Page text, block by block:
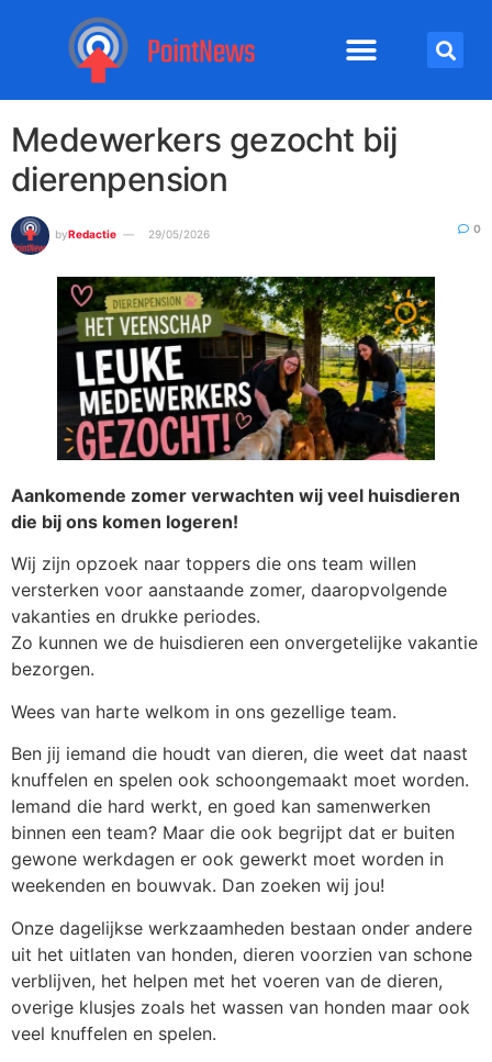
Medewerkers gezocht bij
dierenpension
byRedactie 29/05/2026 0
Aankomende zomer verwachten wij veel huisdieren
die bij ons komen logeren!
Wij zijn opzoek naar toppers die ons team willen
versterken voor aanstaande zomer, daaropvolgende
vakanties en drukke periodes.
Zo kunnen we de huisdieren een onvergetelijke vakantie
bezorgen.
Wees van harte welkom in ons gezellige team.
Ben jij iemand die houdt van dieren, die weet dat naast
knuffelen en spelen ook schoongemaakt moet worden.
Iemand die hard werkt, en goed kan samenwerken
binnen een team? Maar die ook begrijpt dat er buiten
gewone werkdagen er ook gewerkt moet worden in
weekenden en bouwvak. Dan zoeken wij jou!
Onze dagelijkse werkzaamheden bestaan onder andere
uit het uitlaten van honden, dieren voorzien van schone
verblijven, het helpen met het voeren van de dieren,
overige klusjes zoals het wassen van honden maar ook
veel knuffelen en spelen.